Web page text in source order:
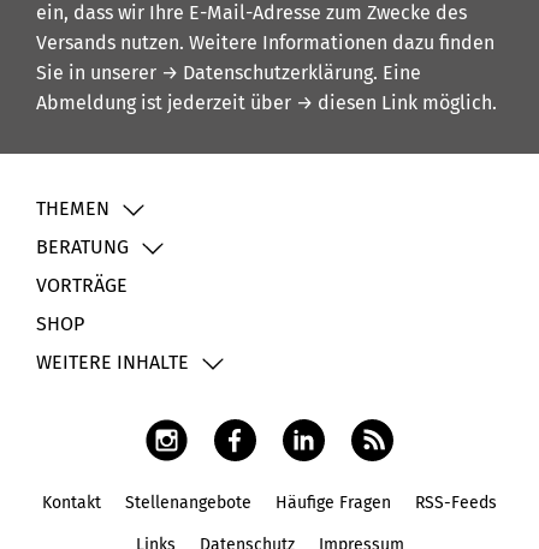
ein, dass wir Ihre E-Mail-Adresse zum Zwecke des
Versands nutzen. Weitere Informationen dazu finden
Sie in unserer → Datenschutzerklärung. Eine
Abmeldung ist jederzeit über → diesen Link möglich.
THEMEN
BERATUNG
VORTRÄGE
SHOP
WEITERE INHALTE
Kontakt Stellenangebote Häufige Fragen RSS-Feeds